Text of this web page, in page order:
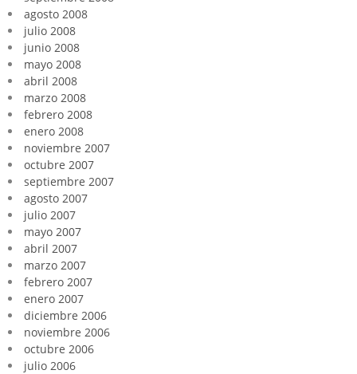
agosto 2008
julio 2008
junio 2008
mayo 2008
abril 2008
marzo 2008
febrero 2008
enero 2008
noviembre 2007
octubre 2007
septiembre 2007
agosto 2007
julio 2007
mayo 2007
abril 2007
marzo 2007
febrero 2007
enero 2007
diciembre 2006
noviembre 2006
octubre 2006
julio 2006